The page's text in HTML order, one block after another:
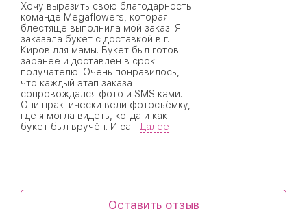
Хочу выразить свою благодарность
команде Megaflowers, которая
блестяще выполнила мой заказ. Я
заказала букет с доставкой в г.
Киров для мамы. Букет был готов
заранее и доставлен в срок
получателю. Очень понравилось,
что каждый этап заказа
сопровождался фото и SMS ками.
Они практически вели фотосъёмку,
где я могла видеть, когда и как
букет был вручён. И са... Далее
Оставить отзыв